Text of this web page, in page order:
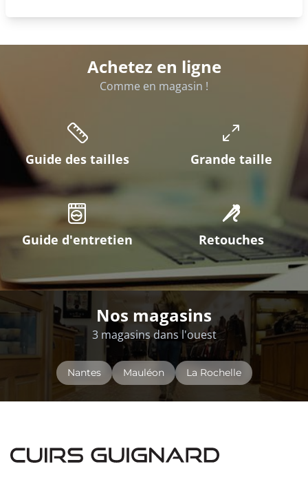
Achetez en ligne
Comme en magasin !
Guide des tailles Grande taille
Guide d'entretien Retouches
Nos magasins
3 magasins dans l'ouest
Nantes Mauléon La Rochelle